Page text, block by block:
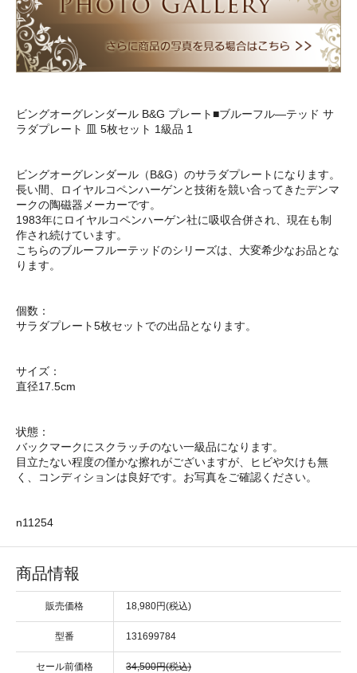
ビングオーグレンダール B&G プレート■ブルーフル―テッド サ
ラダプレート 皿 5枚セット 1級品 1
ビングオーグレンダール（B&G）のサラダプレートになります。
長い間、ロイヤルコペンハーゲンと技術を競い合ってきたデンマ
ークの陶磁器メーカーです。
1983年にロイヤルコペンハーゲン社に吸収合併され、現在も制
作され続けています。
こちらのブルーフルーテッドのシリーズは、大変希少なお品とな
ります。
個数：
サラダプレート5枚セットでの出品となります。
サイズ：
直径17.5cm
状態：
バックマークにスクラッチのない一級品になります。
目立たない程度の僅かな擦れがございますが、ヒビや欠けも無
く、コンディションは良好です。お写真をご確認ください。
n11254
商品情報
販売価格 18,980円(税込)
型番 131699784
セール前価格 34,500円(税込)